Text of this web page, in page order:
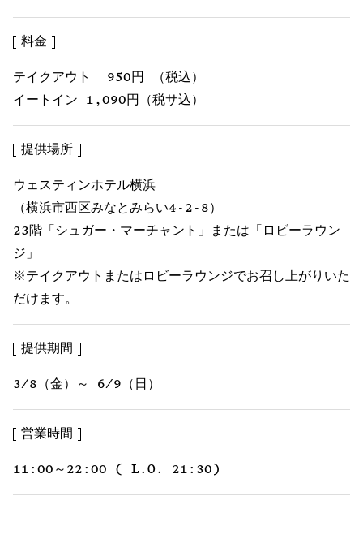
料金
テイクアウト 950円 （税込）
イートイン 1,090円（税サ込）
提供場所
ウェスティンホテル横浜
（横浜市西区みなとみらい4-2-8）
23階「シュガー・マーチャント」または「ロビーラウン
ジ」
※テイクアウトまたはロビーラウンジでお召し上がりいた
だけます。
提供期間
3/8（金）～ 6/9（日）
営業時間
11:00～22:00 ( L.O. 21:30)